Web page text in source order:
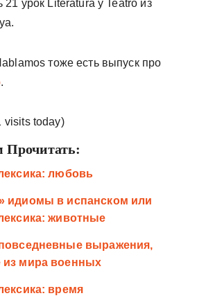
21 урок Literatura y Teatro из
тоже есть выпуск про
.
visits today)
Прочитать:
любовь
идиомы в испанском или
животные
выражения,
мира военных
время